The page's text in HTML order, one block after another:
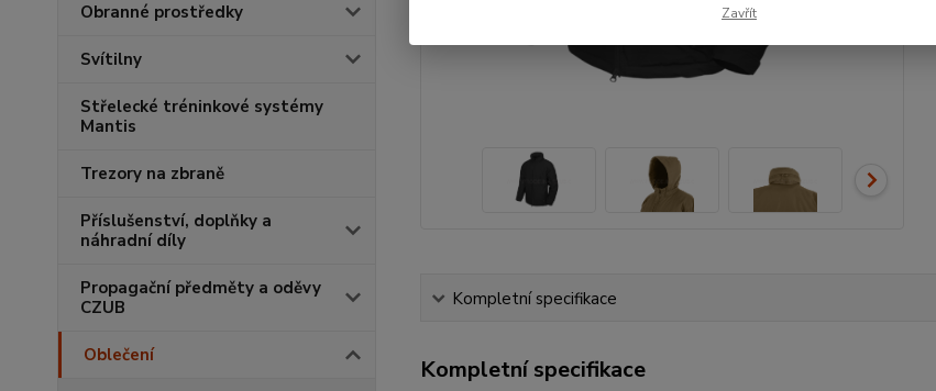
Obranné prostředky
Svítilny
Střelecké tréninkové systémy
Mantis
Trezory na zbraně
Příslušenství, doplňky a
náhradní díly
Propagační předměty a oděvy
CZUB
Oblečení
Kompletní specifikace
Kompletní specifikace
Zavřít